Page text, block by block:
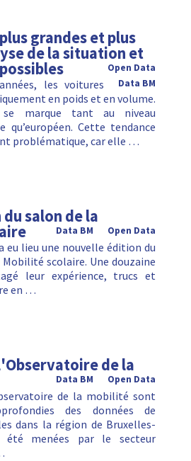
grandes et plus
de la situation et
Open Data
Data BM
les voitures
en poids et en volume.
marque tant au niveau
qu’européen. Cette tendance
problématique, car elle …
salon de la
Open Data
Data BM
eu lieu une nouvelle édition du
scolaire. Une douzaine
leur expérience, trucs et
en …
de la
Open Data
Data BM
de la mobilité sont
des données de
dans la région de Bruxelles-
menées par le secteur